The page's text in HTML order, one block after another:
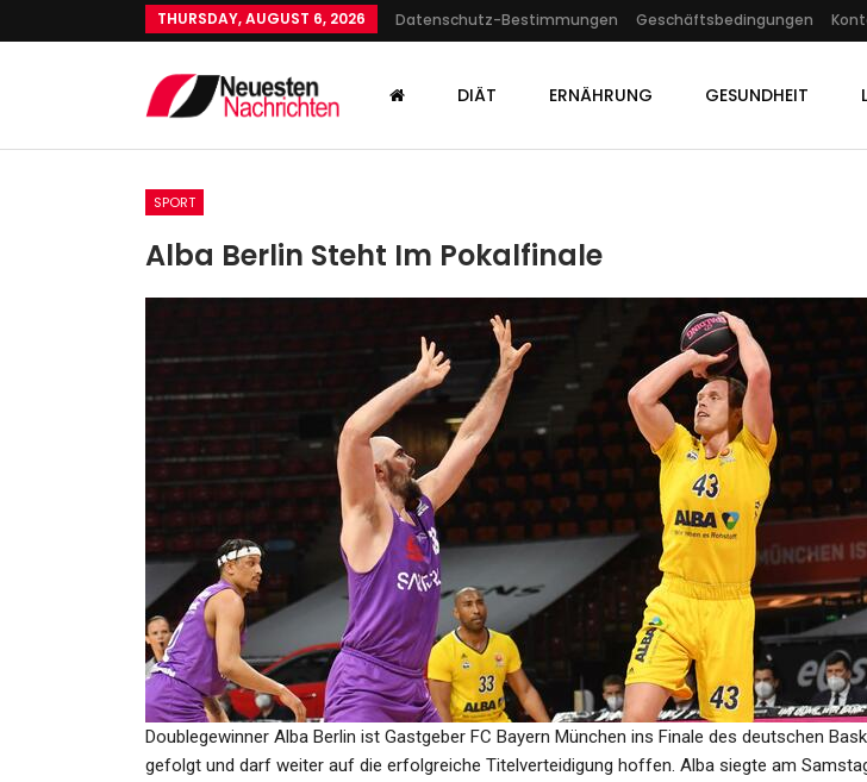
THURSDAY, AUGUST 6, 2026 Datenschutz-Bestimmungen Geschäftsbedingungen
DIÄT ERNÄHRUNG GESUNDHEIT
SPORT
Alba Berlin Steht Im Pokalfinale
Doublegewinner Alba Berlin ist Gastgeber FC Bayern München ins Finale des deutschen
gefolgt und darf weiter auf die erfolgreiche Titelverteidigung hoffen. Alba siegte am
„Habe Monster-Antikörper In
Mir“
Admin Jun 10, 2022
SPORT
„Das Haut Nicht Hin, Generell
Gar Nicht“: Schalkes…
Aug 18, 2025
Der Psychopath
Priester
Admin Mar 16,
GESUNDHEIT
Papst Franziskus: